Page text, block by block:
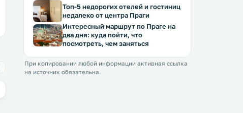
Топ-5 недорогих отелей и гостиниц
недалеко от центра Праги
Интересный маршрут по Праге на
два дня: куда пойти, что
посмотреть, чем заняться
При копировании любой информации активная ссылка
на источник обязательна.